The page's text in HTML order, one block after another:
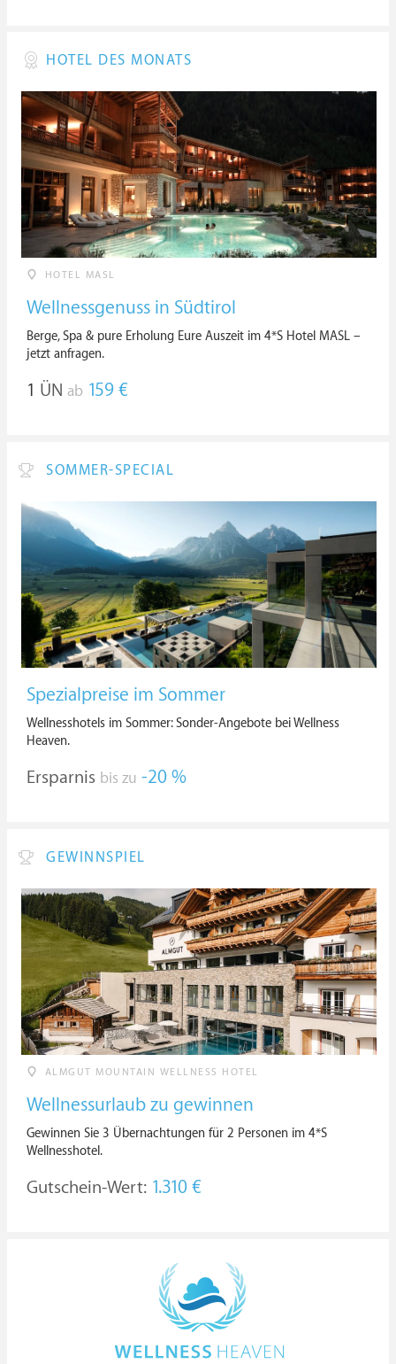
HOTEL DES MONATS
HOTEL MASL
Wellnessgenuss in Südtirol
Berge, Spa & pure Erholung Eure Auszeit im 4*S Hotel MASL –
jetzt anfragen.
1 ÜN ab 159 €
SOMMER-SPECIAL
Spezialpreise im Sommer
Wellnesshotels im Sommer: Sonder-Angebote bei Wellness
Heaven.
Ersparnis bis zu -20 %
GEWINNSPIEL
ALMGUT MOUNTAIN WELLNESS HOTEL
Wellnessurlaub zu gewinnen
Gewinnen Sie 3 Übernachtungen für 2 Personen im 4*S
Wellnesshotel.
Gutschein-Wert: 1.310 €